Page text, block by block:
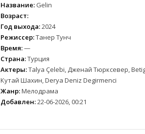
Название: Gelin
Возраст:
Год выхода:2024
Режиссер:Танер Тунч
Время:—
Страна:Турция
Актеры:Talya Çelebi, Дженай Тюрксевер,
Кутай Шахин, Derya Deniz Degirmenci
Жанр:Мелодрама
Добавлен:22-06-2026, 00:21